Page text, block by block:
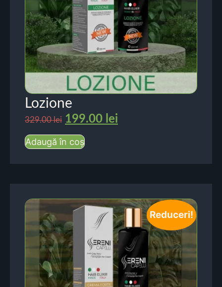
Lozione
329.00lei 199.00 lei
Adaugă în coș
Reduceri!